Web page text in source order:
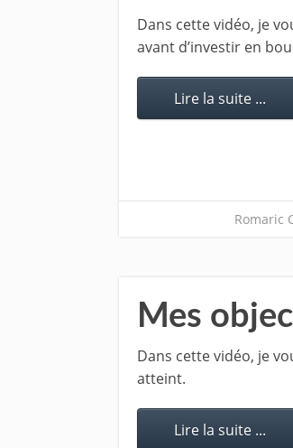
Dans cette vidéo, je
avant d’investir en
Lire la suite ...
Romaric
Mes
Dans cette vidéo, je
atteint.
Lire la suite ...